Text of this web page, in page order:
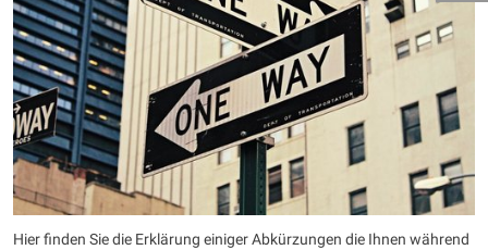
Hier finden Sie die Erklärung einiger Abkürzungen die Ihnen während